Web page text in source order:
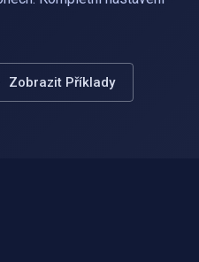
Zobrazit Příklady